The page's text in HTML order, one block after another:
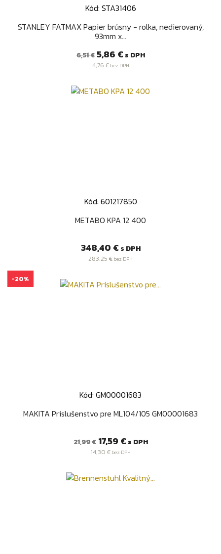
Kód: STA31406
STANLEY FATMAX Papier brúsny - rolka, nedierovaný,
93mm x...
Bežná
cena
6,51 € Cena
5,86 € s DPH
4,76 €bez DPH
Kód: 601217850
METABO KPA 12 400
Cena
348,40 € s DPH
283,25 € bez DPH
Kód: GM00001683
MAKITA Príslušenstvo pre ML104/105 GM00001683
Bežná
cena
21,99 € Cena
17,59 € s DPH
14,30 €bez DPH
-20%